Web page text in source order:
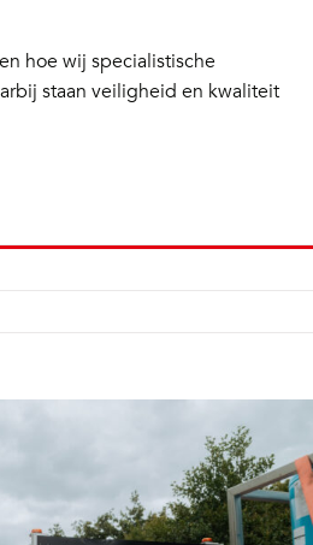
hoe wij specialistische
staan veiligheid en kwaliteit